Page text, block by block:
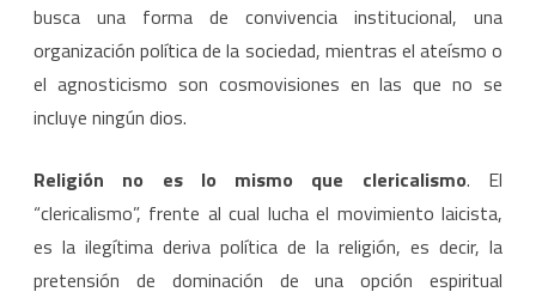
busca una forma de convivencia institucional, una
organización política de la sociedad, mientras el ateísmo o
el agnosticismo son cosmovisiones en las que no se
incluye ningún dios.
Religión no es lo mismo que clericalismo. El
“clericalismo”, frente al cual lucha el movimiento laicista,
es la ilegítima deriva política de la religión, es decir, la
pretensión de dominación de una opción espiritual